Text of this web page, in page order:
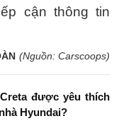
cận thông tin
(Nguồn: Carscoops)
được yêu thích
Hyundai?